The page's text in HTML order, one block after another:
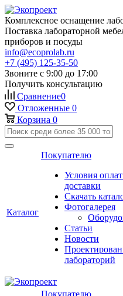
Комплексное оснащение
Поставка лабораторной
приборов и посуды
info@ecoprolab.ru
+7 (495) 125-35-50
Звоните с 9:00 до 17:00
Получить консультацию
Сравнение0
Отложенные 0
Корзина 0
Каталог
Покупателю
Условия
доставки
Скачать
Фотогалерея
Статьи
Новости
лабораторий
Покупателю